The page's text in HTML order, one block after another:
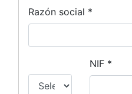
Razón social *
Tipo nif
NIF *